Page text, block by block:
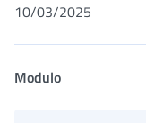
10/03/2025
Modulo